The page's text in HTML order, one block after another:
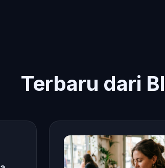
Terbaru dari